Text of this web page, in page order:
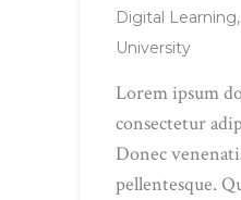
Digital
University
Lorem ipsum
consectetur
Donec
pellentesque.